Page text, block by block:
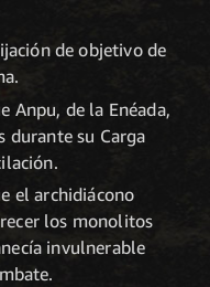
de objetivo de
Anpu, de la Enéada,
durante su Carga
el archidiácono
los monolitos
invulnerable